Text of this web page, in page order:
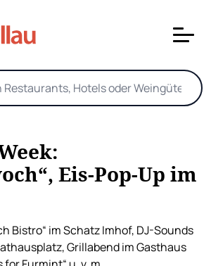
Eis-Pop-Up im
Bistro“ im Schatz Imhof, DJ-Sounds
Grillabend im Gasthaus